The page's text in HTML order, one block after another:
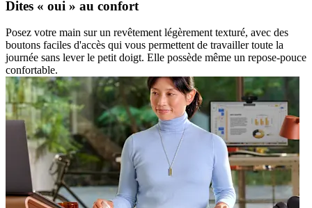
Dites « oui » au confort
Posez votre main sur un revêtement légèrement texturé, avec des
boutons faciles d'accès qui vous permettent de travailler toute la
journée sans lever le petit doigt. Elle possède même un repose-pouce
confortable.